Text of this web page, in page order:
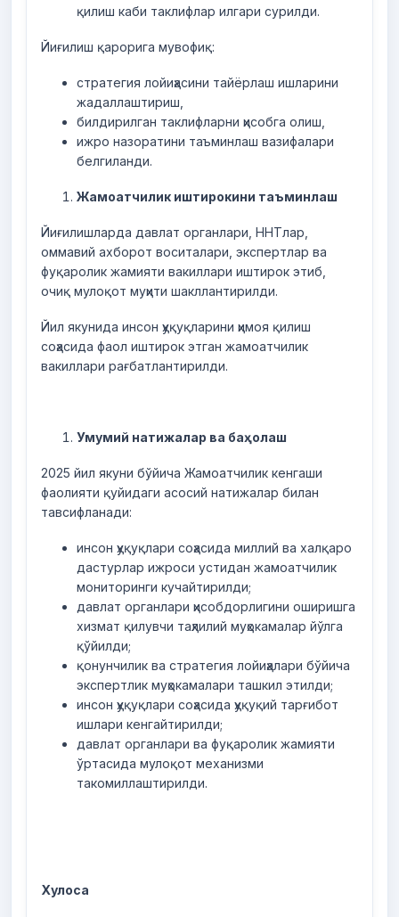
қилиш каби таклифлар илгари сурилди.
Йиғилиш қарорига мувофиқ:
стратегия лойиҳасини тайёрлаш ишларини
жадаллаштириш,
билдирилган таклифларни ҳисобга олиш,
ижро назоратини таъминлаш вазифалари
белгиланди.
Жамоатчилик иштирокини таъминлаш
Йиғилишларда давлат органлари, ННТлар,
оммавий ахборот воситалари, экспертлар ва
фуқаролик жамияти вакиллари иштирок этиб,
очиқ мулоқот муҳити шакллантирилди.
Йил якунида инсон ҳуқуқларини ҳимоя қилиш
соҳасида фаол иштирок этган жамоатчилик
вакиллари рағбатлантирилди.
Умумий натижалар ва баҳолаш
2025 йил якуни бўйича Жамоатчилик кенгаши
фаолияти қуйидаги асосий натижалар билан
тавсифланади:
инсон ҳуқуқлари соҳасида миллий ва халқаро
дастурлар ижроси устидан жамоатчилик
мониторинги кучайтирилди;
давлат органлари ҳисобдорлигини оширишга
хизмат қилувчи таҳлилий муҳокамалар йўлга
қўйилди;
қонунчилик ва стратегия лойиҳалари бўйича
экспертлик муҳокамалари ташкил этилди;
инсон ҳуқуқлари соҳасида ҳуқуқий тарғибот
ишлари кенгайтирилди;
давлат органлари ва фуқаролик жамияти
ўртасида мулоқот механизми
такомиллаштирилди.
Хулоса